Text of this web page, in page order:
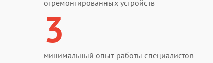
отремонтированных устройств
3
минимальный опыт работы специалистов